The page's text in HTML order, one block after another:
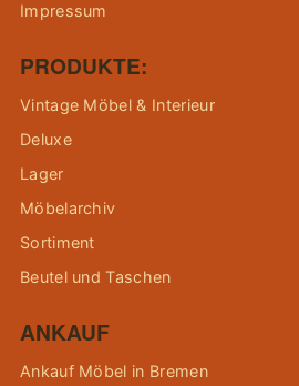
Impressum
PRODUKTE:
Vintage Möbel & Interieur
Deluxe
Lager
Möbelarchiv
Sortiment
Beutel und Taschen
ANKAUF
Ankauf Möbel in Bremen